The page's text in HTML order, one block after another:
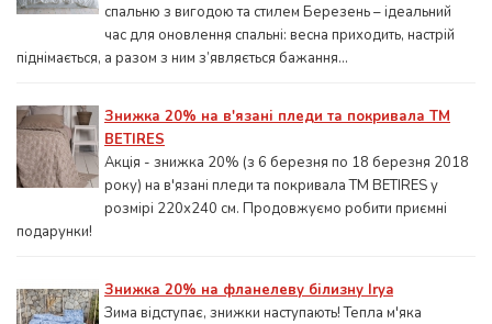
спальню з вигодою та стилем Березень – ідеальний
час для оновлення спальні: весна приходить, настрій
піднімається, а разом з ним з’являється бажання...
Знижка 20% на в'язані пледи та покривала ТМ
BETIRES
Акція - знижка 20% (з 6 березня по 18 березня 2018
року) на в'язані пледи та покривала ТМ BETIRES у
розмірі 220х240 см. Продовжуємо робити приємні
подарунки!
Знижка 20% на фланелеву білизну Irya
Зима відступає, знижки наступають! Тепла м'яка